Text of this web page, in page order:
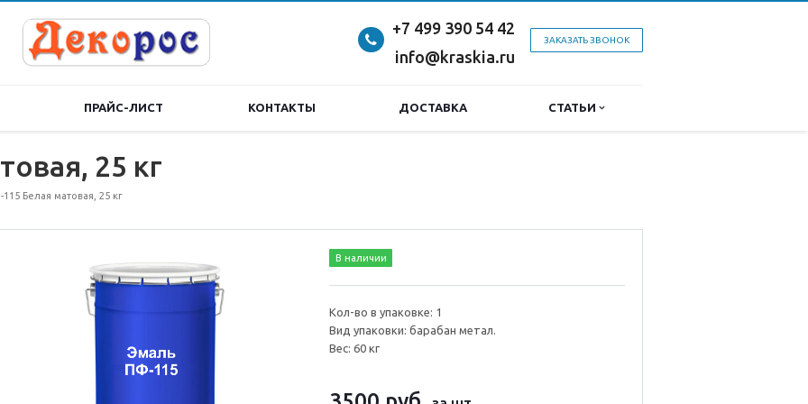
ЗАКАЗАТЬ ЗВОНОК
+7 499 390 54 42
info@kraskia.ru
ПРАЙС-ЛИСТ КОНТАКТЫ ДОСТАВКА СТАТЬИ
25 кг
Белая матовая, 25 кг
В наличии
Кол-во в упаковке: 1
Вид упаковки: барабан метал.
Вес: 60 кг